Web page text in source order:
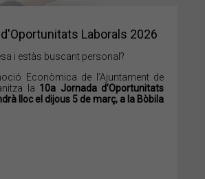
Laborals 2026
i estàs buscant personal?
Econòmica de l’Ajuntament de
la 10a Jornada d’Oportunitats
lloc el dijous 5 de març, a la Bòbila